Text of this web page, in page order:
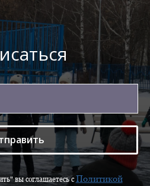
вы соглашаетесь сПолитикой